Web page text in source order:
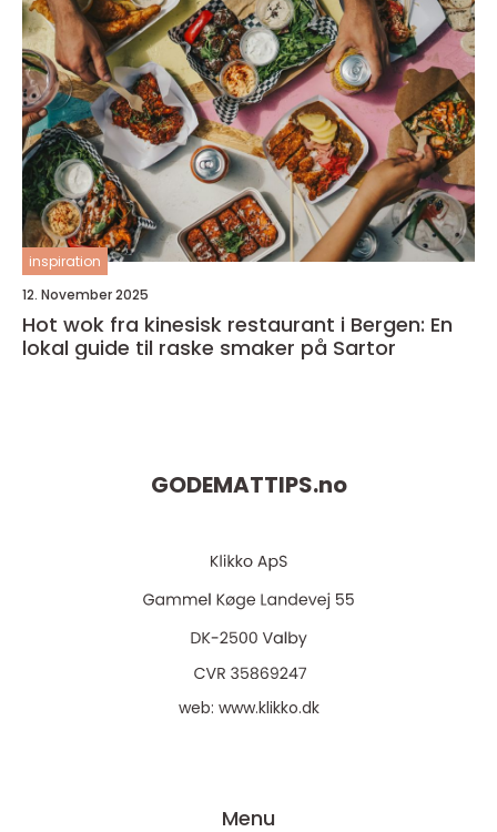
inspiration
12. November 2025
Hot wok fra kinesisk restaurant i Bergen: En
lokal guide til raske smaker på Sartor
GODEMATTIPS.no
web: www.klikko.dk
Menu